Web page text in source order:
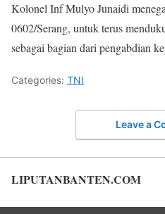
Kolonel Inf Mulyo Junaidi
0602/Serang, untuk terus
sebagai bagian dari pengabdian
Categories: TNI
Leave a
LIPUTANBANTEN.COM